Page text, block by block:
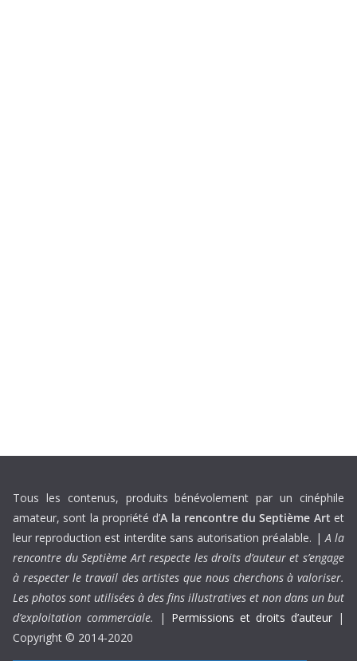
Tous les contenus, produits bénévolement par un cinéphile
amateur, sont la propriété d’A la rencontre du Septième Art et
leur reproduction est interdite sans autorisation préalable. |A la
rencontre du Septième Art respecte les droits d’auteur et s’engage
à respecter le travail des artistes que nous cherchons à valoriser.
Les photos sont utilisées à des fins illustratives et non dans un but
d’exploitation commerciale.
| Permissions et droits d’auteur |
Copyright © 2014-2020